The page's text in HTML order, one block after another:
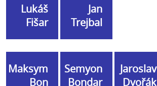
Lukáš
Fišar
Jan
Trejbal
Maksym
Bon
Semyon
Bondar
Jaroslav
Dvořák